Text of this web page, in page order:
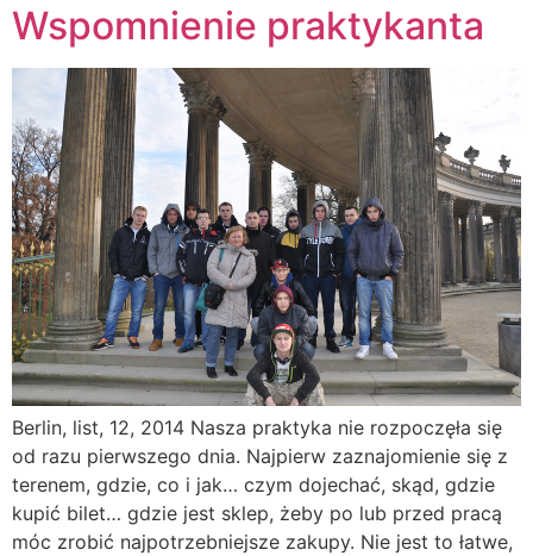
Wspomnienie praktykanta
Berlin, list, 12, 2014 Nasza praktyka nie rozpoczęła się
od razu pierwszego dnia. Najpierw zaznajomienie się z
terenem, gdzie, co i jak… czym dojechać, skąd, gdzie
kupić bilet… gdzie jest sklep, żeby po lub przed pracą
móc zrobić najpotrzebniejsze zakupy. Nie jest to łatwe,